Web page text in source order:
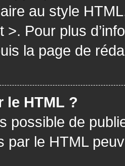
au style
>. Pour plus
la page de
le HTML ?
possible de
par le HTML